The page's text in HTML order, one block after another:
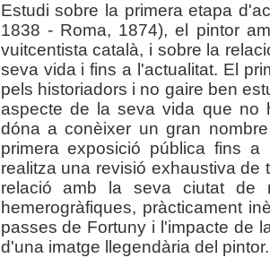
Estudi sobre la primera etapa
1838 - Roma, 1874), el pintor
vuitcentista català, i sobre la
seva vida i fins a l'actualitat. El
pels historiadors i no gaire ben
aspecte de la seva vida que no
dóna a conèixer un gran
primera exposició pública fins
realitza una revisió exhaustiva de
relació amb la seva ciutat de
hemerogràfiques, pràcticament
passes de Fortuny i l'impacte de
d'una imatge llegendària del pintor.